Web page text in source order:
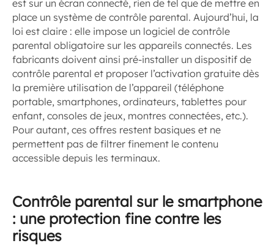
est sur un écran connecté, rien de tel que de mettre en
place un système de contrôle parental. Aujourd’hui, la
loi est claire : elle impose un logiciel de contrôle
parental obligatoire sur les appareils connectés. Les
fabricants doivent ainsi pré-installer un dispositif de
contrôle parental et proposer l’activation gratuite dès
la première utilisation de l’appareil (téléphone
portable, smartphones, ordinateurs, tablettes pour
enfant, consoles de jeux, montres connectées, etc.).
Pour autant, ces offres restent basiques et ne
permettent pas de filtrer finement le contenu
accessible depuis les terminaux.
Contrôle parental sur le smartphone
: une protection fine contre les
risques